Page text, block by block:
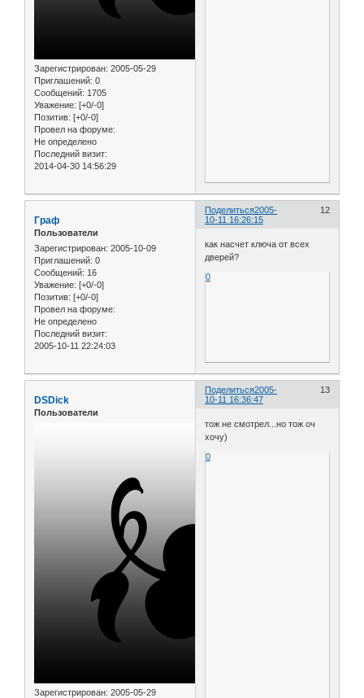
Зарегистрирован: 2005-05-29
Приглашений: 0
Сообщений: 1705
Уважение: [+0/-0]
Позитив: [+0/-0]
Провел на форуме:
Не определено
Последний визит:
2014-04-30 14:56:29
Поделиться 12
2005-
10-11 16:26:15
Граф
Пользователи
Зарегистрирован: 2005-10-09
Приглашений: 0
Сообщений: 16
Уважение: [+0/-0]
Позитив: [+0/-0]
Провел на форуме:
Не определено
Последний визит:
2005-10-11 22:24:03
как насчет ключа от всех
дверей?
0
Поделиться 13
2005-
10-11 16:36:47
DSDick
Пользователи
Зарегистрирован: 2005-05-29
тож не смотрел...но тож оч
хочу)
0